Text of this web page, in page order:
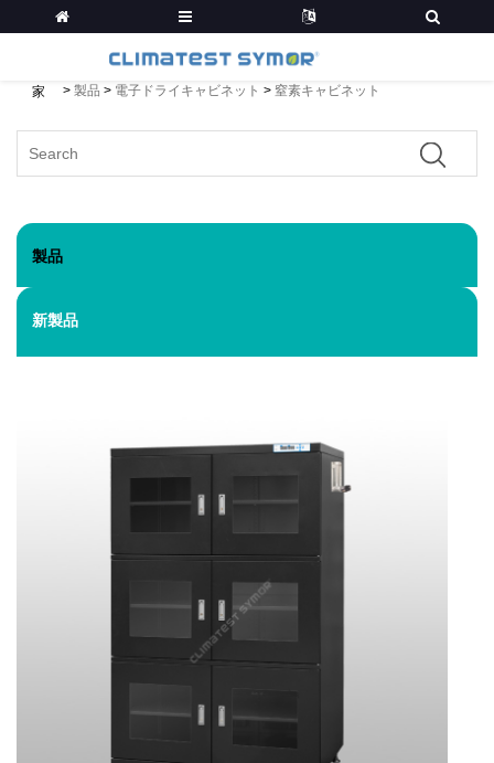
家 > 製品 > 電子ドライキャビネット > 窒素キャビネット
製品
新製品